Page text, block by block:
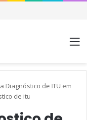
Diagnóstico de ITU em
de itu